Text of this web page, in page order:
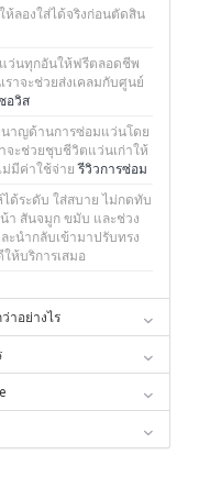
ลองใส่ได้จริงก่อนตัดสิน
แว่นทุกอันให้ฟรีตลอดชีพ
ราจะช่วยส่งเคลมกับศูนย์
อวิส
นาญด้านการซ่อมแว่นโดย
จะช่วยชุบชีวิตแว่นเก่าให้
ม่มีค่าใช้จ่ายรีวิวการซ่อม
ด้ระดับ ใส่สบาย ไม่กดทับ
า สันจมูก ขมับ และช่วง
ะนำกลับเข้ามาปรับทรง
ห้บริการเสมอ
าอย่างไร